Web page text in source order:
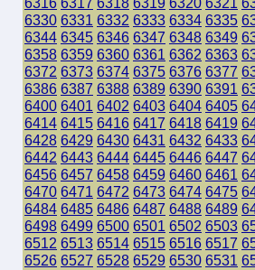
6330 6331 6332 6333 6334 6335
6344 6345 6346 6347 6348 6349
6358 6359 6360 6361 6362 6363
6372 6373 6374 6375 6376 6377
6386 6387 6388 6389 6390 6391
6400 6401 6402 6403 6404 6405
6414 6415 6416 6417 6418 6419
6428 6429 6430 6431 6432 6433
6442 6443 6444 6445 6446 6447
6456 6457 6458 6459 6460 6461
6470 6471 6472 6473 6474 6475
6484 6485 6486 6487 6488 6489
6498 6499 6500 6501 6502 6503
6512 6513 6514 6515 6516 6517
6526 6527 6528 6529 6530 6531